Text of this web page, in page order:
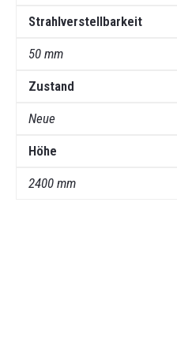
Strahlverstellbarkeit
50 mm
Zustand
Neue
Höhe
2400 mm